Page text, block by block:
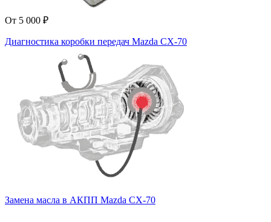
От 5 000 ₽
Диагностика коробки передач Mazda CX-70
Замена масла в АКПП Mazda CX-70